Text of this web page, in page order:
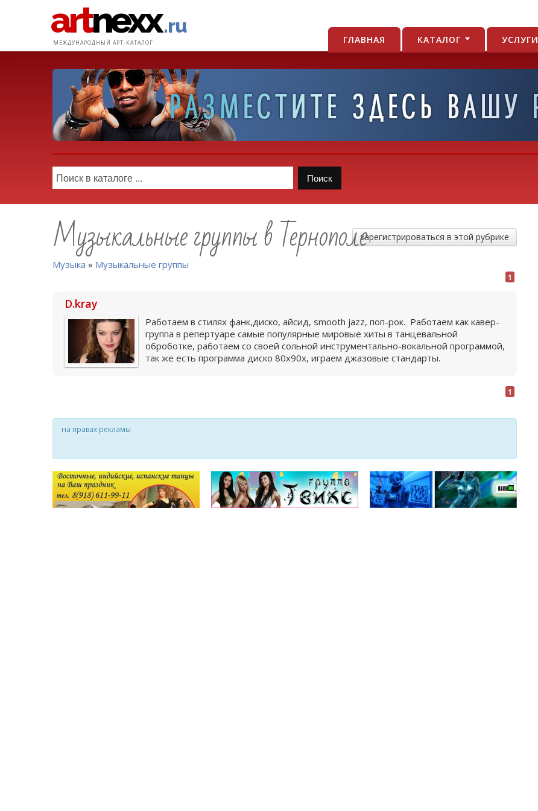
artnexx.ru
МЕЖДУНАРОДНЫЙ АРТ-КАТАЛОГ ГЛАВНАЯ КАТАЛОГ УСЛУГИ
Музыкальные группы в Тернополе
Музыка » Музыкальные группы
зарегистрироваться в этой рубрике
1
D.kray
Работаем в стилях фанк,диско, айсид, smooth jazz, поп-рок. Работаем как кавер-
группа в репертуаре самые популярные мировые хиты в танцевальной
оброботке, работаем со своей сольной инструментально-вокальной программой,
так же есть программа диско 80х90х, играем джазовые стандарты.
1
на правах рекламы